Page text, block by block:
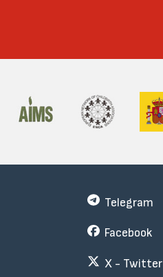
Telegram
Facebook
X - Twitter